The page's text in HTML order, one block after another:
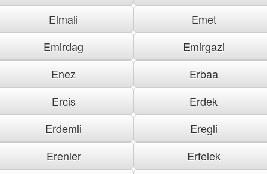
Elmali
Emet
Emirdag
Emirgazi
Enez
Erbaa
Ercis
Erdek
Erdemli
Eregli
Erenler
Erfelek